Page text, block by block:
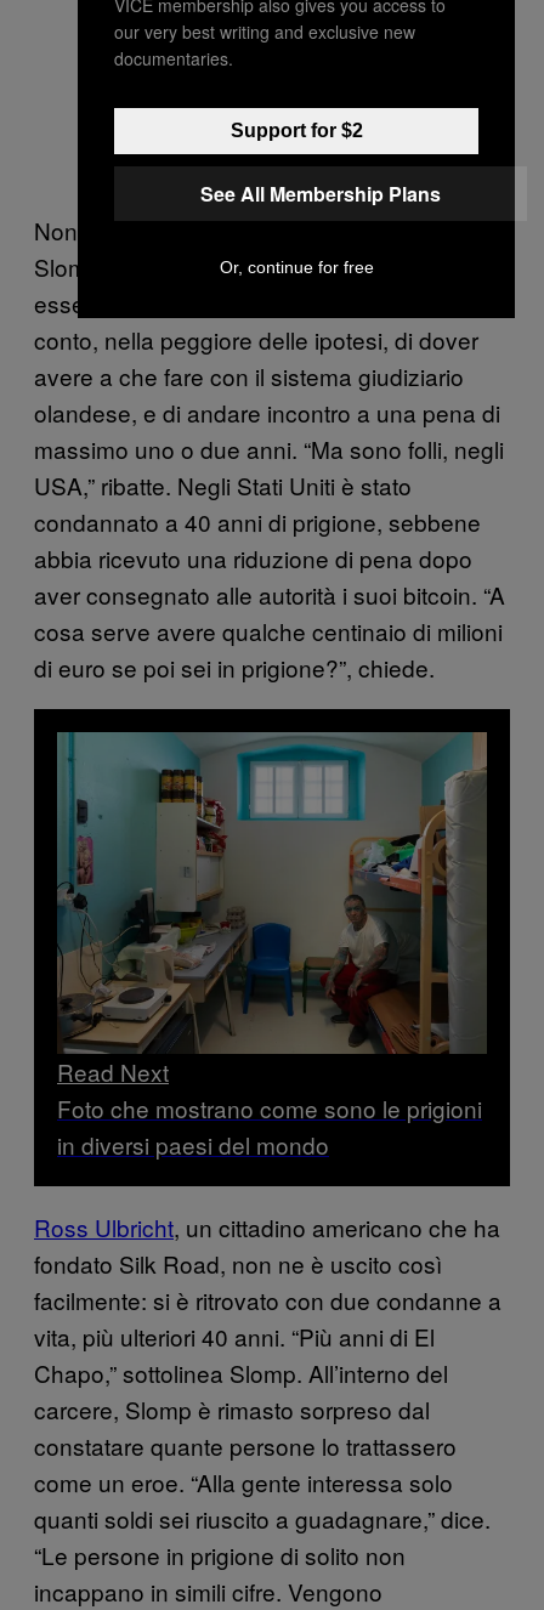
Nonostante questi scontri con la legge,
Slomp sostiene che non si aspettava di
essere arrestato. Aveva giusto messo in
conto, nella peggiore delle ipotesi, di dover
avere a che fare con il sistema giudiziario
olandese, e di andare incontro a una pena di
massimo uno o due anni. “Ma sono folli, negli
USA,” ribatte. Negli Stati Uniti è stato
condannato a 40 anni di prigione, sebbene
abbia ricevuto una riduzione di pena dopo
aver consegnato alle autorità i suoi bitcoin. “A
cosa serve avere qualche centinaio di milioni
di euro se poi sei in prigione?”, chiede.
Read Next
Foto che mostrano come sono le prigioni
in diversi paesi del mondo
Ross Ulbricht, un cittadino americano che ha
fondato Silk Road, non ne è uscito così
facilmente: si è ritrovato con due condanne a
vita, più ulteriori 40 anni. “Più anni di El
Chapo,” sottolinea Slomp. All’interno del
carcere, Slomp è rimasto sorpreso dal
constatare quante persone lo trattassero
come un eroe. “Alla gente interessa solo
quanti soldi sei riuscito a guadagnare,” dice.
“Le persone in prigione di solito non
incappano in simili cifre. Vengono
our very best writing and exclusive new
documentaries.
Support for $2
See All Membership Plans
Or, continue for free